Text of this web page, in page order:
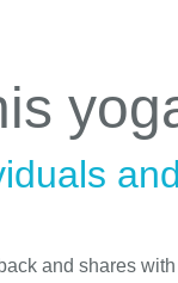
and shares